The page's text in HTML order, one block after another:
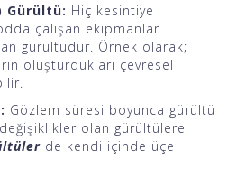
Gürültü: Hiç kesintiye
çalışan ekipmanlar
gürültüdür. Örnek olarak;
oluşturdukları çevresel
Gözlem süresi boyunca gürültü
olan gürültülere
de kendi içinde üçe